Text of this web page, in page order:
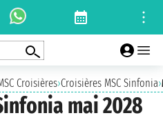
Croisières›Croisières MSC Sinfonia›
mai 2028